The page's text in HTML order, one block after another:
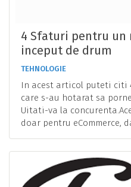
4 Sfaturi pentru un
inceput de drum
TEHNOLOGIE
In acest articol puteti citi
care s-au hotarat sa
Uitati-va la
doar pentru eCommerce,